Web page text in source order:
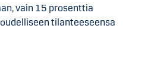
vain 15 prosenttia
tilanteeseensa